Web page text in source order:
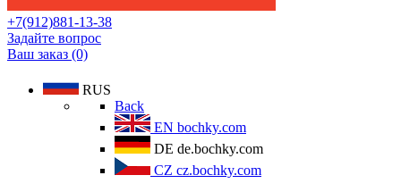
+7(912)881-13-38
Задайте вопрос
Ваш заказ (0)
RUS
Back
EN bochky.com
DE de.bochky.com
CZ cz.bochky.com